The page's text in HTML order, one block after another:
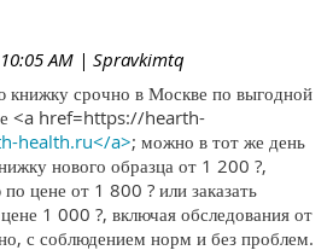
AM | Spravkimtq
книжку срочно в Москве по выгодной
<a href=https://hearth-
health.ru</a>; можно в тот же день
нового образца от 1 200 ?,
цене от 1 800 ? или заказать
1 000 ?, включая обследования от
с соблюдением норм и без проблем.